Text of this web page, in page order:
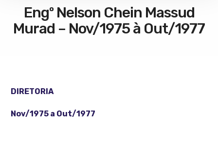
Engº Nelson Chein Massud
Murad – Nov/1975 à Out/1977
DIRETORIA
Nov/1975 a Out/1977